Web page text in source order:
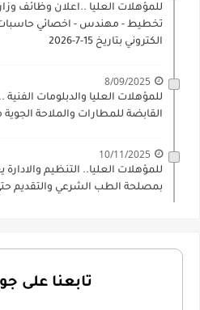
للمؤهلات العليا ..اعلان وظائف
تخطيط - مهندس - اخصائي حاسبات -
الكتروني بتاريخ 15-7-2026
8/09/2025
للمؤهلات العليا والدبلومات
القابضة للمطارات والملاحة الجوية
10/11/2025
للمؤهلات العليا.. التنظيم
بمصلحة الطب الشرعي والتقديم حتي 28-10-
تابعنا على